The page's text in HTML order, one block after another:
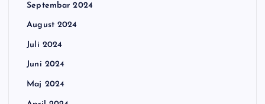
Septembar 2024
August 2024
Juli 2024
Juni 2024
Maj 2024